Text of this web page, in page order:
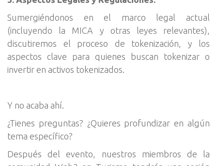
Sumergiéndonos en el marco legal actual
(incluyendo la MICA y otras leyes relevantes),
discutiremos el proceso de tokenización, y los
aspectos clave para quienes buscan tokenizar o
invertir en activos tokenizados.
Y no acaba ahí.
¿Tienes preguntas? ¿Quieres profundizar en algún
tema específico?
Después del evento, nuestros miembros de la